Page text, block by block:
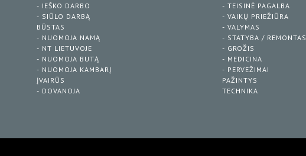
- IEŠKO DARBO
- SIŪLO DARBĄ
BŪSTAS
- NUOMOJA NAMĄ
- NT LIETUVOJE
- NUOMOJA BUTĄ
- NUOMOJA KAMBARĮ
ĮVAIRŪS
- DOVANOJA
- TEISINĖ PAGALBA
- VAIKŲ PRIEŽIŪRA
- VALYMAS
- STATYBA / REMONTAS
- GROŽIS
- MEDICINA
- PERVEŽIMAI
PAŽINTYS
TECHNIKA